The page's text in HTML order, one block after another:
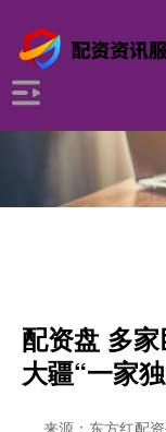
配资盘 多
大疆“一家
来源：东方红配